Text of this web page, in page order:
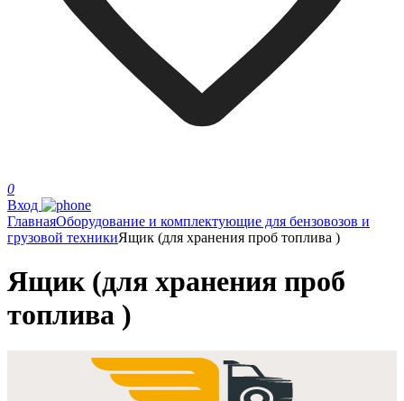
0
Вход
ГлавнаяОборудование и комплектующие для бензовозов и
грузовой техникиЯщик (для хранения проб топлива )
Ящик (для хранения проб
топлива )